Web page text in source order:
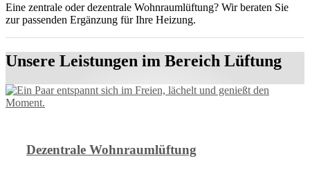
Eine zentrale oder dezentrale Wohnraumlüftung? Wir beraten Sie
zur passenden Ergänzung für Ihre Heizung.
Unsere Leistungen im Bereich Lüftung
Dezentrale Wohnraumlüftung